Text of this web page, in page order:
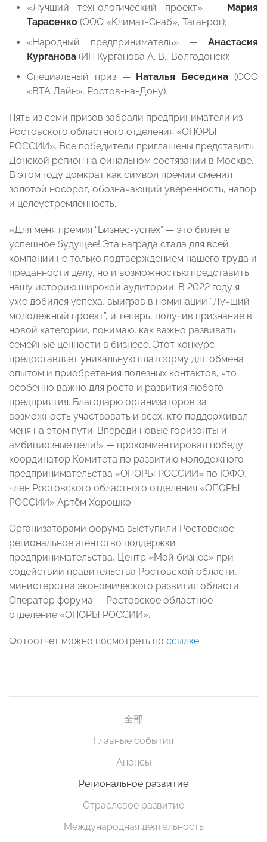
«Лучший технологический проект» —
Мария
Тарасенко (ООО «Климат-Снаб», Таганрог);
«Народный предприниматель» — Анастасия
Курганова (ИП Курганова А. В., Волгодонск);
Специальный приз —
Наталья Беседина (ООО
«ВТА Лайн», Ростов-на-Дону).
Пять из семи призов забрали предприниматели из
Ростовского областного отделения «ОПОРЫ
РОССИИ». Все победители приглашены представить
Донской регион на финальном состязании в Москве.
В этом году домкрат как символ премии сменил
золотой носорог, обозначающий уверенность, напор
и целеустремленность.
«Для меня премия “Бизнес-успех” — это билет в
успешное будущее! Эта награда стала для всей
компании не только подтверждением нашего труда и
преданности делу, но и возможностью представить
нашу историю широкой аудитории. В 2022 году я
уже добился успеха, выиграв в номинации “Лучший
молодежный проект”, и теперь, получив признание в
новой категории, понимаю, как важно развивать
семейные ценности в бизнесе. Этот конкурс
предоставляет уникальную платформу для обмена
опытом и приобретения полезных контактов, что
особенно важно для роста и развития любого
предприятия. Благодарю организаторов за
возможность участвовать и всех, кто поддерживал
меня на этом пути. Впереди новые горизонты и
амбициозные цели!» — прокомментировал победу
координатор Комитета по развитию молодежного
предпринимательства «ОПОРЫ РОССИИ» по ЮФО,
член Ростовского областного отделения «ОПОРЫ
РОССИИ» Артём Хорошко.
Организаторами форума выступили Ростовское
региональное агентство поддержки
предпринимательства, Центр «Мой бизнес» при
содействии правительства Ростовской области,
министерства экономического развития области.
Оператор форума — Ростовское областное
отделение «ОПОРЫ РОССИИ».
Фотоотчет можно посмотреть по ссылке.
全部
Главные события
Анонсы
Региональное развитие
Отраслевое развитие
Международная деятельность